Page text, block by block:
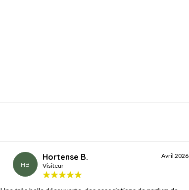
HB
Hortense B.
Visiteur
Avril 2026